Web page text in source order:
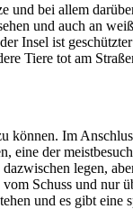
und bei allem
und auch an
Insel ist
Tiere tot am
können. Im
eine der
legen,
vom Schuss und nur
und es gibt eine